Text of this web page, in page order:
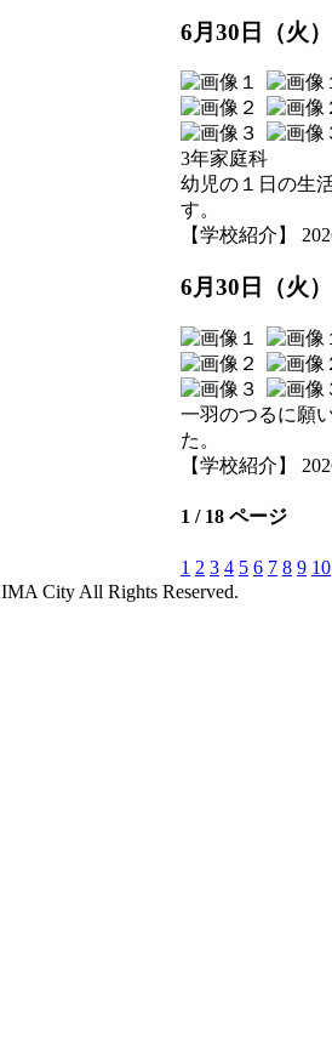
6月30日（火
3年家庭科
幼児の１日の生
す。
【学校紹介】
6月30日（火
一羽のつるに願
た。
【学校紹介】
1 / 18 ページ
1 2 3 4 5 6 7 8 9 10
City All Rights Reserved.